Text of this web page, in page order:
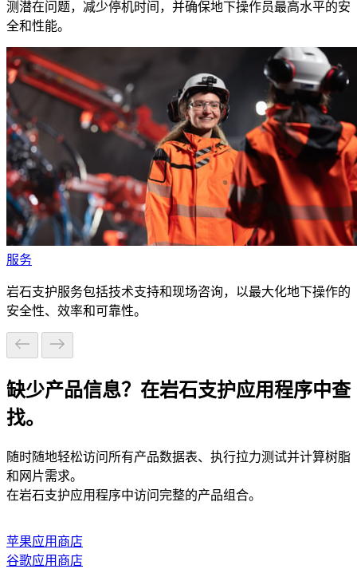
测潜在问题，减少停机时间，并确保地下操作员最高水平的安
全和性能。
服务
岩石支护服务包括技术支持和现场咨询，以最大化地下操作的
安全性、效率和可靠性。
缺少产品信息？在岩石支护应用程序中查
找。
随时随地轻松访问所有产品数据表、执行拉力测试并计算树脂
和网片需求。
在岩石支护应用程序中访问完整的产品组合。
苹果应用商店
谷歌应用商店